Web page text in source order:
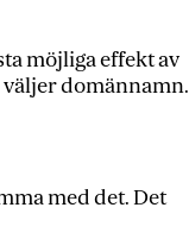
möjliga effekt av
väljer domännamn.
med det. Det